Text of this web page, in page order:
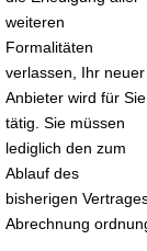
weiteren
Formalitäten
verlassen, Ihr neuer
Anbieter wird für Sie
tätig. Sie müssen
lediglich den zum
Ablauf des
bisherigen
Abrechnung